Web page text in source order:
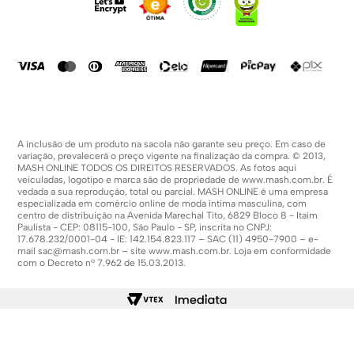
Formas De Pagamento
A inclusão de um produto na sacola não garante seu preço. Em caso de
variação, prevalecerá o preço vigente na finalização da compra. © 2013,
MASH ONLINE TODOS OS DIREITOS RESERVADOS. As fotos aqui
veiculadas, logotipo e marca são de propriedade dewww.mash.com.br. É
vedada a sua reprodução, total ou parcial. MASH ONLINE é uma empresa
especializada em comércio online de moda íntima masculina, com
centro de distribuição na Avenida Marechal Tito, 6829 Bloco 8 - Itaim
Paulista - CEP: 08115-100, São Paulo - SP, inscrita no CNPJ:
17.678.232/0001-04 - IE: 142.154.823.117 – SAC (11) 4950-7900 – e-
mailsac@mash.com.br – sitewww.mash.com.br. Loja em conformidade
com o Decreto nº 7.962 de 15.03.2013.